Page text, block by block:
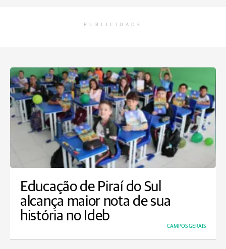
PUBLICIDADE
Educação de Piraí do Sul
alcança maior nota de sua
história no Ideb
CAMPOS GERAIS